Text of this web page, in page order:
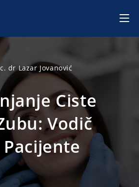
dr Lazar Jovanović
Ciste
Vodič
Pacijente